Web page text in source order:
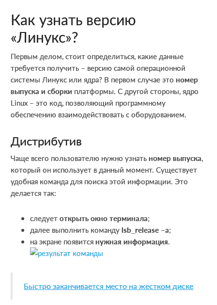
Как узнать версию
«Линукс»?
Первым делом, стоит определиться, какие данные
требуется получить – версию самой операционной
системы Линукс или ядра? В первом случае этономер
выпуска и сборки платформы. С другой стороны, ядро
Linux – это код, позволяющий программному
обеспечению взаимодействовать с оборудованием.
Дистрибутив
Чаще всего пользователю нужно узнатьномер выпуска,
который он использует в данный момент. Существует
удобная команда для поиска этой информации. Это
делается так:
следуетоткрыть окно терминала;
далее выполнить командуlsb_release –a;
на экране появитсянужная информация.
Быстро заканчивается место на жестком диске